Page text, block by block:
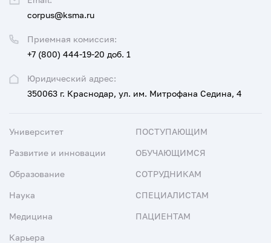
Юридический адрес:
350063 г. Краснодар, ул. им. Митрофана Седина, 4
Приемная комиссия:
+7 (800) 444-19-20 доб. 1
corpus@ksma.ru
Университет
Развитие и инновации
Образование
Наука
Медицина
Карьера
ПОСТУПАЮЩИМ
ОБУЧАЮЩИМСЯ
СОТРУДНИКАМ
СПЕЦИАЛИСТАМ
ПАЦИЕНТАМ